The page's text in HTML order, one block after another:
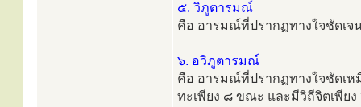
๕. วิภูตารมณ์
คือ อารมณ์ที่ปรากฏทางใจชัดเ
๖. อวิภูตารมณ์
คือ อารมณ์ที่ปรากฏทางใจชัดเ
ทะเพียง ๘ ขณะ และมีวิถีจิตเพียง